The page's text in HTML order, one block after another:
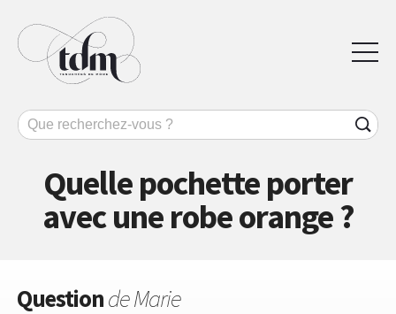
Quelle pochette porter
avec une robe orange ?
Questionde Marie